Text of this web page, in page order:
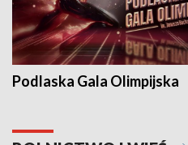
Podlaska Gala Olimpijska